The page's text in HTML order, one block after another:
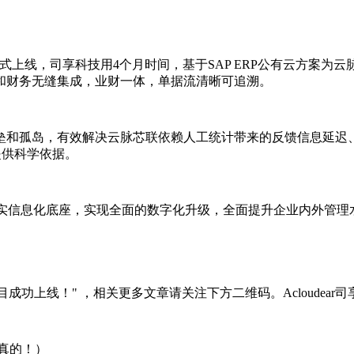
上线，司享科技用4个月时间，基于SAP ERP公有云方案为
务无缝集成，业财一体，单据流清晰可追溯。
孤岛，有效解决云脉芯联依赖人工统计带来的反馈信息延
科学依据。
息化底座，实现全面的数字化升级，全面提升企业内外管理
成功上线！" ，相关更多文章请关注下方二维码。Acloudear
的！）